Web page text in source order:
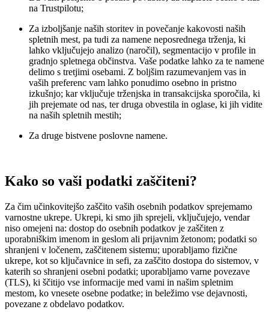
na Trustpilotu;
Za izboljšanje naših storitev in povečanje kakovosti naših
spletnih mest, pa tudi za namene neposrednega trženja, ki
lahko vključujejo analizo (naročil), segmentacijo v profile in
gradnjo spletnega občinstva. Vaše podatke lahko za te namene
delimo s tretjimi osebami. Z boljšim razumevanjem vas in
vaših preferenc vam lahko ponudimo osebno in pristno
izkušnjo; kar vključuje trženjska in transakcijska sporočila, ki
jih prejemate od nas, ter druga obvestila in oglase, ki jih vidite
na naših spletnih mestih;
Za druge bistvene poslovne namene.
Kako so vaši podatki zaščiteni?
Za čim učinkovitejšo zaščito vaših osebnih podatkov sprejemamo
varnostne ukrepe. Ukrepi, ki smo jih sprejeli, vključujejo, vendar
niso omejeni na: dostop do osebnih podatkov je zaščiten z
uporabniškim imenom in geslom ali prijavnim žetonom; podatki so
shranjeni v ločenem, zaščitenem sistemu; uporabljamo fizične
ukrepe, kot so ključavnice in sefi, za zaščito dostopa do sistemov, v
katerih so shranjeni osebni podatki; uporabljamo varne povezave
(TLS), ki ščitijo vse informacije med vami in našim spletnim
mestom, ko vnesete osebne podatke; in beležimo vse dejavnosti,
povezane z obdelavo podatkov.